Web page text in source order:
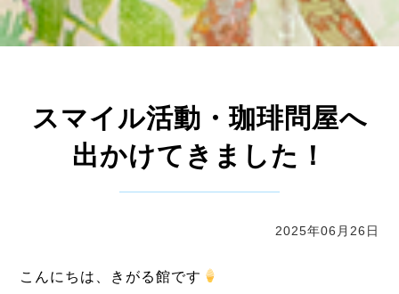
スマイル活動・珈琲問屋へ
出かけてきました！
2025年06月26日
こんにちは、きがる館です